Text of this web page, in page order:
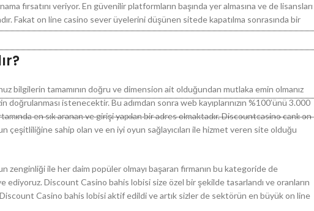
fırsatını veriyor. En güvenilir platformların başında yer almasına ve de lisansları
Fakat on line casino sever üyelerini düşünen sitede kapatılma sonrasında bir
bilgilerin tamamının doğru ve dimension ait olduğundan mutlaka emin olmanız
istenecektir. Bu adımdan sonra web kayıplarınızın %100’ünü 3.000
en sık aranan ve girişi yapılan bir adres olmaktadır. Discountcasino canlı on
çeşitliliğine sahip olan ve en iyi oyun sağlayıcıları ile hizmet veren site olduğu
zenginliği ile her daim popüler olmayı başaran firmanın bu kategoride de
Discount Casino bahis lobisi size özel bir şekilde tasarlandı ve oranların
Casino bahis lobisi aktif edildi ve artık sizler de sektörün en büyük on line